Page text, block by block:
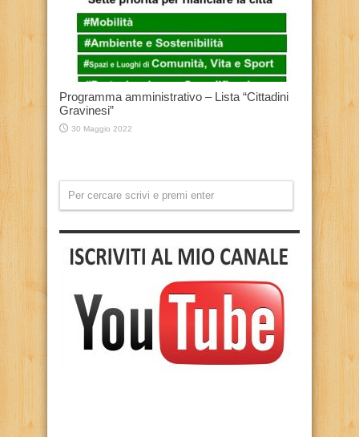
Programma amministrativo – Lista “Cittadini
Gravinesi”
30 Maggio 2022